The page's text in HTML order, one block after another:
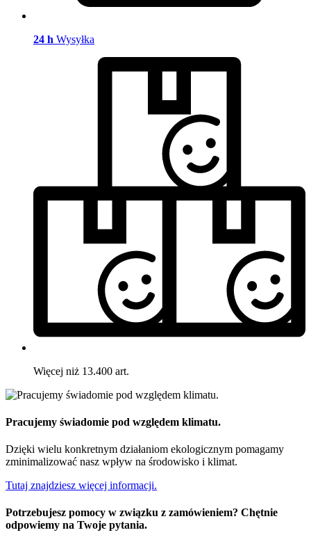
24 h Wysyłka
Więcej niż 13.400 art.
Pracujemy świadomie pod względem klimatu.
Dzięki wielu konkretnym działaniom ekologicznym pomagamy
zminimalizować nasz wpływ na środowisko i klimat.
Tutaj znajdziesz więcej informacji.
Potrzebujesz pomocy w związku z zamówieniem? Chętnie
odpowiemy na Twoje pytania.